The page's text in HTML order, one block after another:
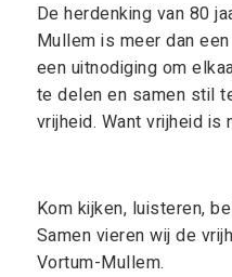
De herdenking van 80
Mullem is meer dan
een uitnodiging om
te delen en samen stil
vrijheid. Want vrijheid
Kom kijken, luisteren,
Samen vieren wij de
Vortum-Mullem.